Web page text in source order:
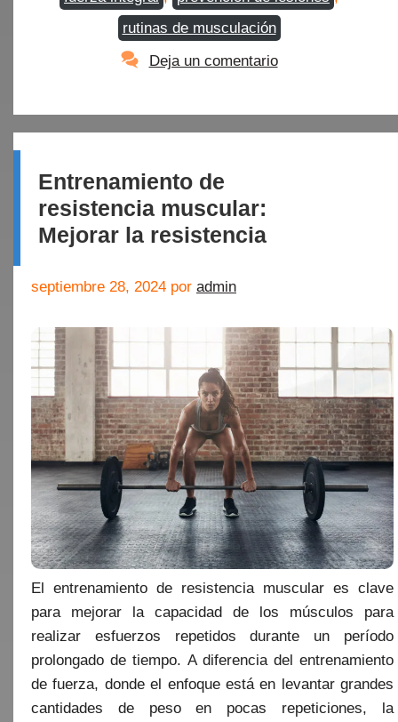
rutinas de musculación
Deja un comentario
Entrenamiento de
resistencia muscular:
Mejorar la resistencia
septiembre 28, 2024 por admin
El entrenamiento de resistencia muscular es clave
para mejorar la capacidad de los músculos para
realizar esfuerzos repetidos durante un período
prolongado de tiempo. A diferencia del entrenamiento
de fuerza, donde el enfoque está en levantar grandes
cantidades de peso en pocas repeticiones, la